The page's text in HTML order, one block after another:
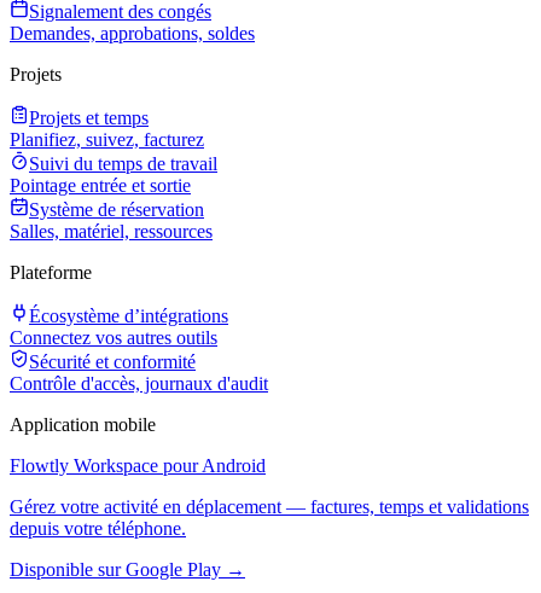
Signalement des congés
Demandes, approbations, soldes
Projets
Projets et temps
Planifiez, suivez, facturez
Suivi du temps de travail
Pointage entrée et sortie
Système de réservation
Salles, matériel, ressources
Plateforme
Écosystème d’intégrations
Connectez vos autres outils
Sécurité et conformité
Contrôle d'accès, journaux d'audit
Application mobile
Flowtly Workspace pour Android
Gérez votre activité en déplacement — factures, temps et validations
depuis votre téléphone.
Disponible sur Google Play →